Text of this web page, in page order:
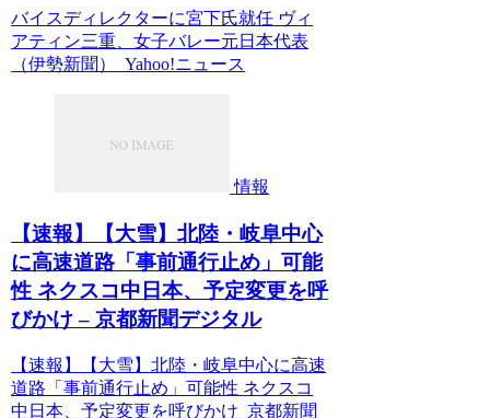
バイスディレクターに宮下氏就任 ヴィ
アティン三重、女子バレー元日本代表
（伊勢新聞） Yahoo!ニュース
情報
【速報】【大雪】北陸・岐阜中心
に高速道路「事前通行止め」可能
性 ネクスコ中日本、予定変更を呼
びかけ – 京都新聞デジタル
【速報】【大雪】北陸・岐阜中心に高速
道路「事前通行止め」可能性 ネクスコ
中日本、予定変更を呼びかけ 京都新聞